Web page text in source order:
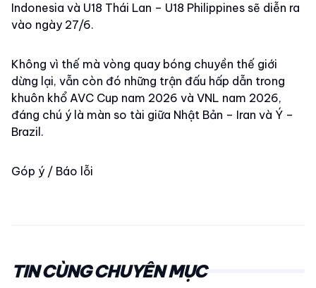
Indonesia và U18 Thái Lan – U18 Philippines sẽ diễn ra
vào ngày 27/6.
Không vì thế mà vòng quay bóng chuyền thế giới
dừng lại, vẫn còn đó những trận đấu hấp dẫn trong
khuôn khổ AVC Cup nam 2026 và VNL nam 2026,
đáng chú ý là màn so tài giữa Nhật Bản – Iran và Ý –
Brazil.
Góp ý / Báo lỗi
TIN CÙNG CHUYÊN MỤC